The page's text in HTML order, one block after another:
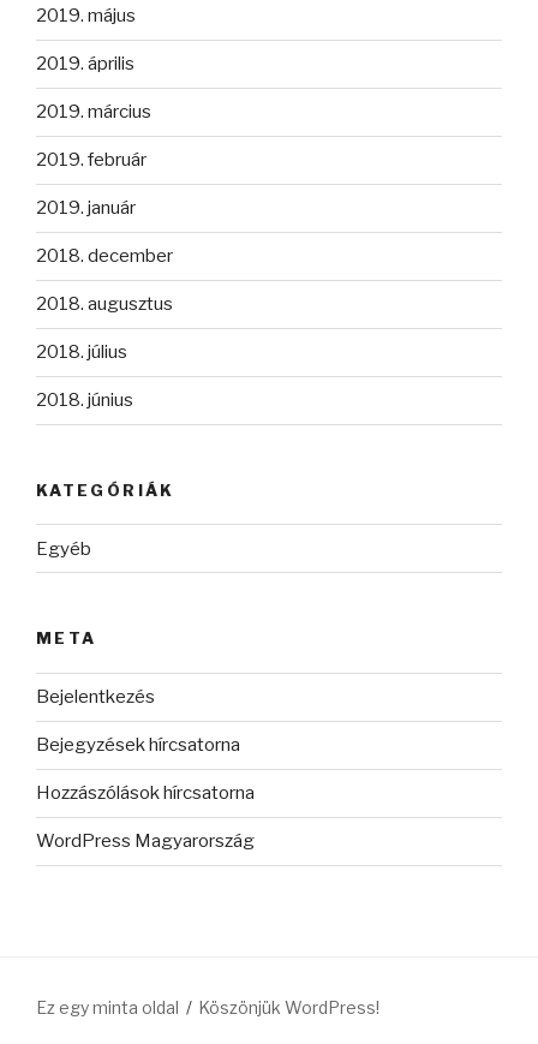
2019. május
2019. április
2019. március
2019. február
2019. január
2018. december
2018. augusztus
2018. július
2018. június
KATEGÓRIÁK
Egyéb
META
Bejelentkezés
Bejegyzések hírcsatorna
Hozzászólások hírcsatorna
WordPress Magyarország
Ez egy minta oldal Köszönjük WordPress!